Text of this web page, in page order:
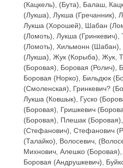
(Кацкель), (Бута), Балаш,
(Лукша), Лукша (Гречанник),
Лукша (Хорошей), Шабан
(Ломоть), Лукша (Гринкевич),
(Ломоть), Хильмонн (Шабан),
(Лукша), Жук (Корыба), Жук,
(Боровая), Боровая (Ролич),
Боровая (Норко), Бильдюк
(Смоленская), Гринкевич?
Лукша (Ковшык), Гуско
(Боровая), Гришкевич
(Боровая), Плешак
(Стефанович), Стефанович
(Талайко), Волосевич,
Михнович, Алешко (Боровая),
Боровая (Андрушкевич),